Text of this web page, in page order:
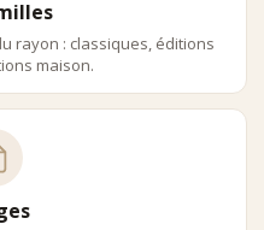
rayon : classiques, éditions
maison.